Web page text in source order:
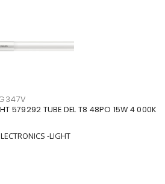
579292 TUBE DEL T8 48PO 15W 4 000K
-LIGHT